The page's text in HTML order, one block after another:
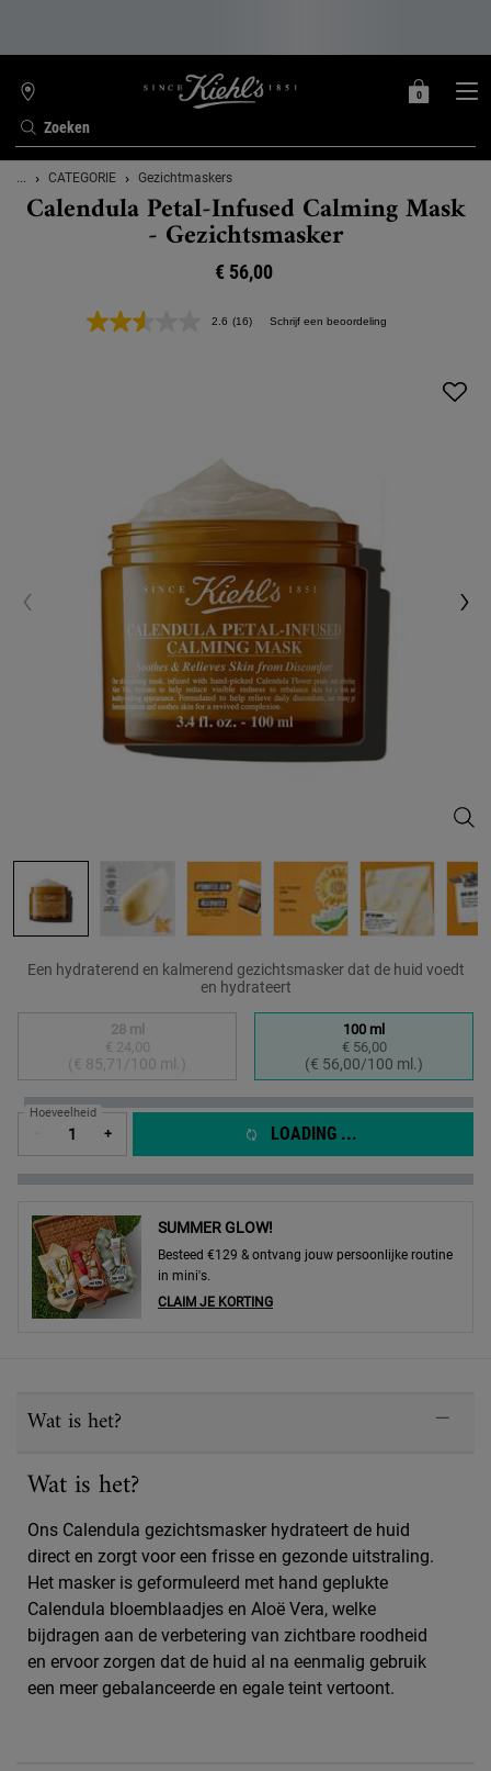
Zoeken
WINKELZOEKER
MIJN
0
0 PRODUCT
Hoofdinhoud
... CATEGORIE Gezichtmaskers
Calendula Petal-Infused Calming Mask
- Gezichtsmasker
€ 56,00
2.6 Lees
(16) Schrijf een beoordeling
Een hydraterend en kalmerend gezichtsmasker dat de huid voedt
en hydrateert
Geselecteerd
De productvariant is niet in voorraad, {0}
28 ml
€ 24,00
(€ 85,71/100 ml.)
, 1 of 2 Geselecteerd
100 ml
€ 56,00
(€ 56,00/100 ml.)
, 2 of 2
Hoeveelheid
+ LOADING ...
SUMMER GLOW!
Besteed €129 & ontvang jouw persoonlijke routine
in mini's.
CLAIM JE KORTING
Wat is het?
Wat is het?
Ons Calendula gezichtsmasker hydrateert de huid
direct en zorgt voor een frisse en gezonde uitstraling.
Het masker is geformuleerd met hand geplukte
Calendula bloemblaadjes en Aloë Vera, welke
bijdragen aan de verbetering van zichtbare roodheid
en ervoor zorgen dat de huid al na eenmalig gebruik
een meer gebalanceerde en egale teint vertoont.